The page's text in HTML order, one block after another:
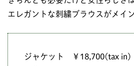
エレガントな刺繍ブラウスがメイ
ジャケット ￥18,700(tax